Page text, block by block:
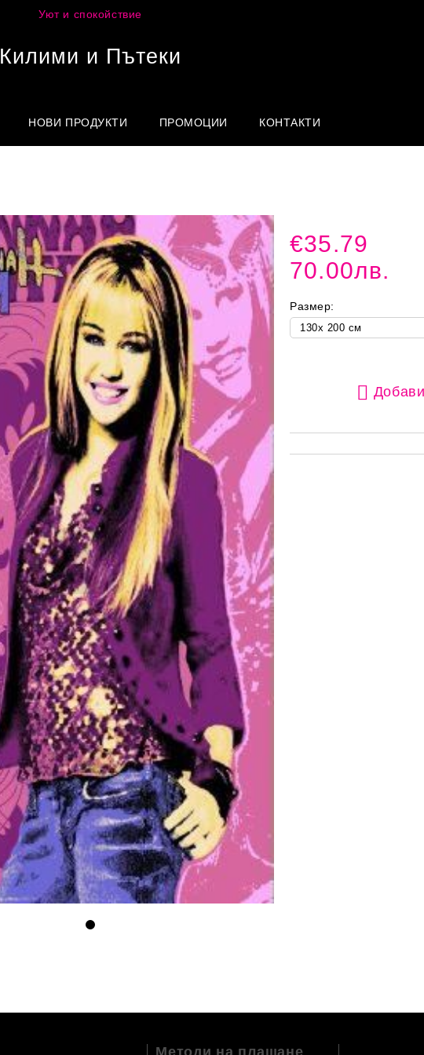
Уют и спокойствие
Килими и Пътеки
НОВИ ПРОДУКТИ ПРОМОЦИИ КОНТАКТИ
€35.79
70.00лв.
Размер:
Методи на плащане